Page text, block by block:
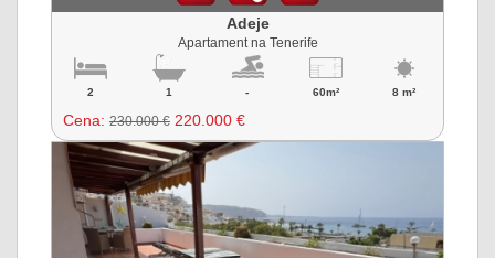
Adeje
Apartament na Tenerife
2 1 - 60m² 8 m²
Cena: 230.000 € 220.000 €